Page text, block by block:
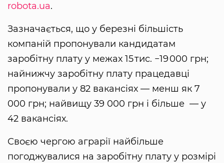
robota.ua.
Зазначається, що у березні більшість
компаній пропонували кандидатам
заробітну плату у межах 15 тис. −19 000 грн;
найнижчу заробітну плату працедавці
пропонували у 82 вакансіях — менш як 7
000 грн; найвищу 39 000 грн і більше — у
42 вакансіях.
Своєю чергою аграрії найбільше
погоджувалися на заробітну плату у розмірі